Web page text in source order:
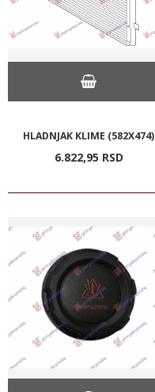
HLADNJAK KLIME (582X474)
6.822,95 RSD